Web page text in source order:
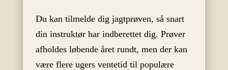
Du kan tilmelde dig jagtprøven, så snart
din instruktør har indberettet dig. Prøver
afholdes løbende året rundt, men der kan
være flere ugers ventetid til populære